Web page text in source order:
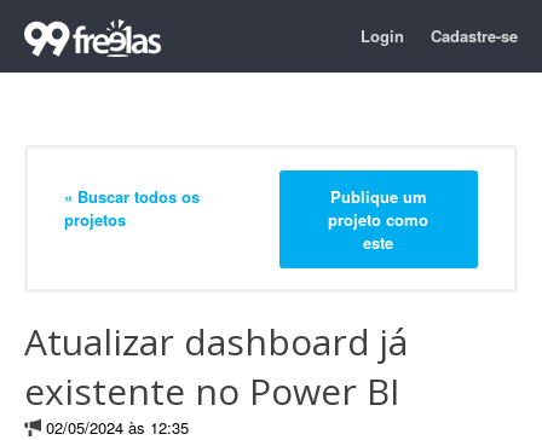
Login Cadastre-se
« Buscar todos os
projetos
Publique um
projeto como
este
Atualizar dashboard já
existente no Power BI
02/05/2024 às 12:35